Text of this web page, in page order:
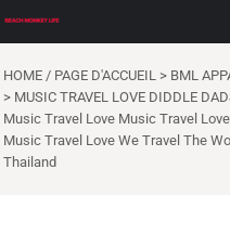
HOME / PAGE D'ACCUEIL > BML
> MUSIC TRAVEL LOVE DIDDLE
Music Travel Love Music Travel
Music Travel Love We Travel The
Thailand